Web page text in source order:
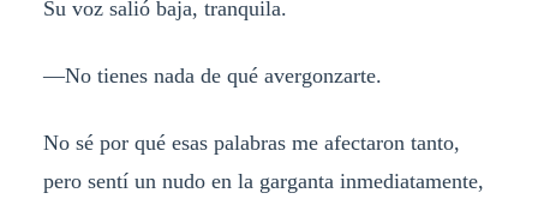
Su voz salió baja, tranquila.
—No tienes nada de qué avergonzarte.
No sé por qué esas palabras me afectaron tanto,
pero sentí un nudo en la garganta inmediatamente,